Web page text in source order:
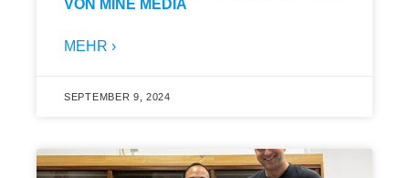
VON MINE MEDIA
MEHR ›
SEPTEMBER 9, 2024